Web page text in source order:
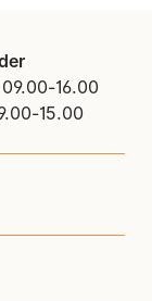
16.00
15.00